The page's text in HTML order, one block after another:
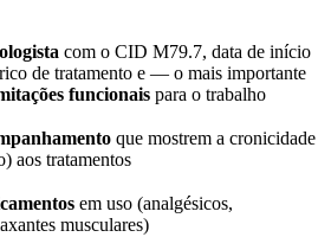
com o CID M79.7, data de início
de tratamento e — o mais importante
funcionais para o trabalho
que mostrem a cronicidade
aos tratamentos
em uso (analgésicos,
musculares)